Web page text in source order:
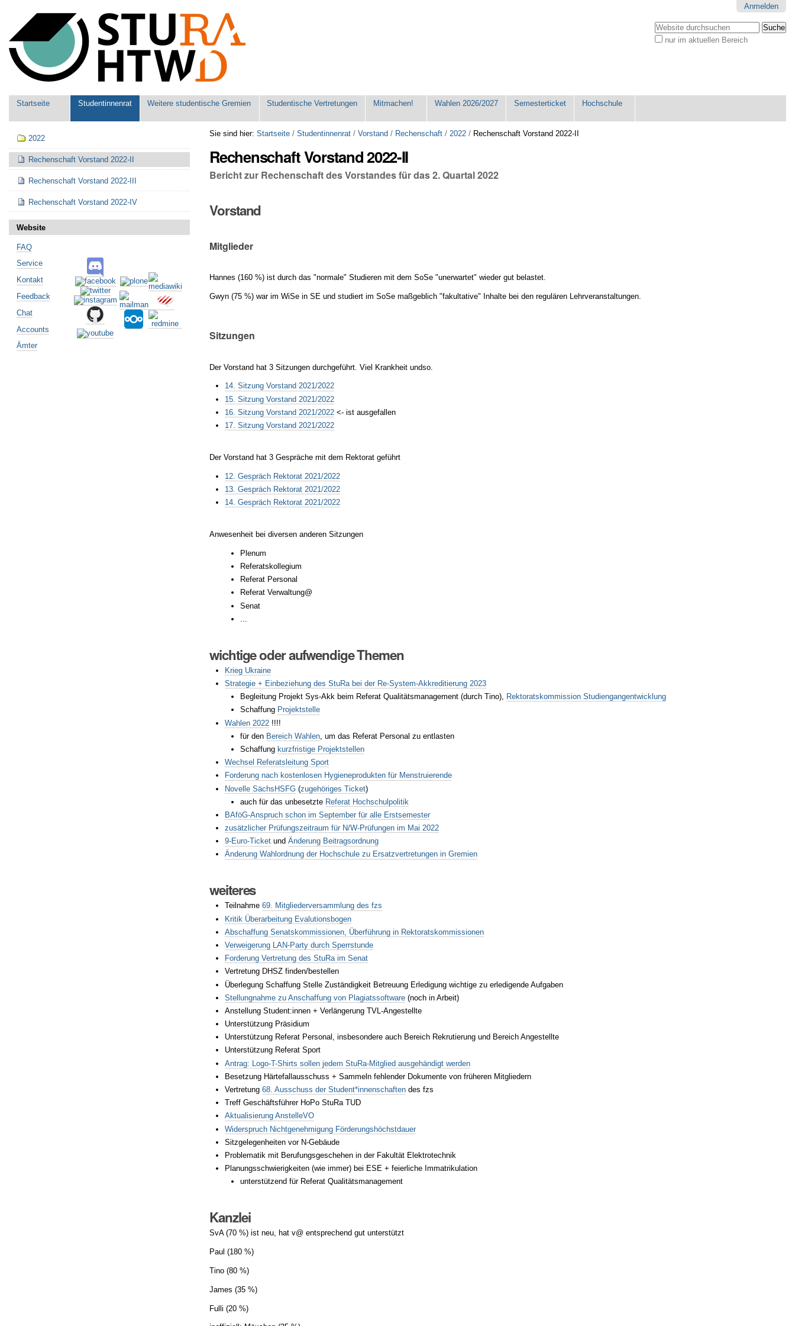
Werkzeuge
Anmelden
Website durchsuchen
nur im aktuellen Bereich
Sektionen
Startseite Studentinnenrat Weitere studentische Gremien Studentische Vertretungen Mitmachen! Wahlen 2026/2027 Semesterticket Hochschule
Sie sind hier: Startseite /Studentinnenrat /Vorstand / Rechenschaft /2022 / Rechenschaft Vorstand 2022-II
Rechenschaft Vorstand 2022-II
Bericht zur Rechenschaft des Vorstandes für das 2. Quartal 2022
Vorstand
Mitglieder
Hannes (160 %) ist durch das "normale" Studieren mit dem SoSe "unerwartet" wieder gut belastet.
Gwyn (75 %) war im WiSe in SE und studiert im SoSe maßgeblich "fakultative" Inhalte bei den regulären Lehrveranstaltungen.
Sitzungen
Der Vorstand hat 3 Sitzungen durchgeführt. Viel Krankheit undso.
14. Sitzung Vorstand 2021/2022
15. Sitzung Vorstand 2021/2022
16. Sitzung Vorstand 2021/2022<- ist ausgefallen
17. Sitzung Vorstand 2021/2022
Der Vorstand hat 3 Gespräche mit dem Rektorat geführt
12. Gespräch Rektorat 2021/2022
13. Gespräch Rektorat 2021/2022
14. Gespräch Rektorat 2021/2022
Anwesenheit bei diversen anderen Sitzungen
Plenum
Referatskollegium
Referat Personal
Referat Verwaltung@
Senat
wichtige oder aufwendige Themen
Krieg Ukraine
Strategie + Einbeziehung des StuRa bei der Re-System-Akkreditierung 2023
Begleitung Projekt Sys-Akk beim Referat Qualitätsmanagement (durch Tino), Rektoratskommission Studiengangentwicklung
Schaffung Projektstelle
Wahlen 2022!!!!
für den Bereich Wahlen, um das Referat Personal zu entlasten
Schaffung kurzfristige Projektstellen
Wechsel Referatsleitung Sport
Forderung nach kostenlosen Hygieneprodukten für Menstruierende
Novelle SächsHSFG(zugehöriges Ticket)
auch für das unbesetzte Referat Hochschulpolitik
BAföG-Anspruch schon im September für alle Erstsemester
zusätzlicher Prüfungszeitraum für N/W-Prüfungen im Mai 2022
9-Euro-Ticket und Änderung Beitragsordnung
Änderung Wahlordnung der Hochschule zu Ersatzvertretungen in Gremien
weiteres
Teilnahme 69. Mitgliederversammlung des fzs
Kritik Überarbeitung Evalutionsbogen
Abschaffung Senatskommissionen, Überführung in Rektoratskommissionen
Verweigerung LAN-Party durch Sperrstunde
Forderung Vertretung des StuRa im Senat
Vertretung DHSZ finden/bestellen
Überlegung Schaffung Stelle Zuständigkeit Betreuung Erledigung wichtige zu erledigende Aufgaben
Stellungnahme zu Anschaffung von Plagiatssoftware(noch in Arbeit)
Anstellung Student:innen + Verlängerung TVL-Angestellte
Unterstützung Präsidium
Unterstützung Referat Personal, insbesondere auch Bereich Rekrutierung und Bereich Angestellte
Unterstützung Referat Sport
Antrag: Logo-T-Shirts sollen jedem StuRa-Mitglied ausgehändigt werden
Besetzung Härtefallausschuss + Sammeln fehlender Dokumente von früheren Mitgliedern
Vertretung 68. Ausschuss der Student*innenschaftendes fzs
Treff Geschäftsführer HoPo StuRa TUD
Aktualisierung AnstelleVO
Widerspruch Nichtgenehmigung Förderungshöchstdauer
Sitzgelegenheiten vor N-Gebäude
Problematik mit Berufungsgeschehen in der Fakultät Elektrotechnik
Planungsschwierigkeiten (wie immer) bei ESE + feierliche Immatrikulation
unterstützend für Referat Qualitätsmanagement
Kanzlei
SvA (70 %) ist neu, hat v@ entsprechend gut unterstützt
Paul (180 %)
Tino (80 %)
James (35 %)
Fulli (20 %)
Navigation
2022
Rechenschaft Vorstand 2022-II
Rechenschaft Vorstand 2022-III
Rechenschaft Vorstand 2022-IV
Website
FAQ
Service
Kontakt
Feedback
Chat
Accounts
Ämter